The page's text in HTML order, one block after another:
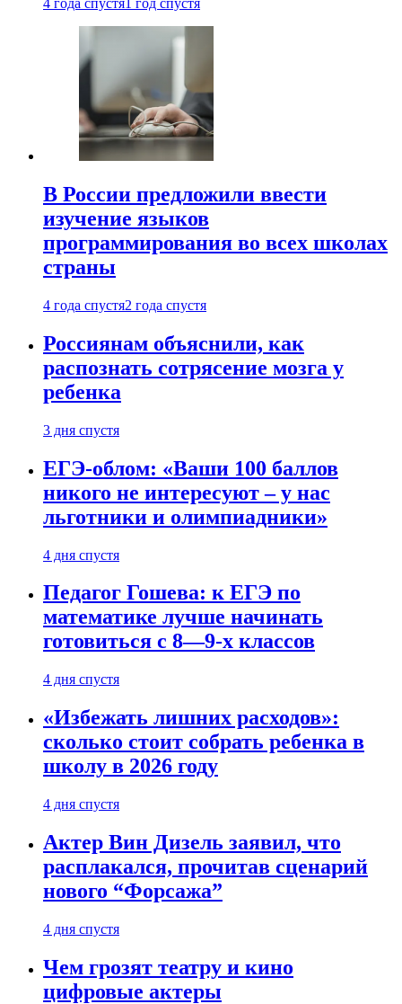
4 года спустя 1 год спустя
В России предложили ввести
изучение языков
программирования во всех школах
страны
4 года спустя2 года спустя
Россиянам объяснили, как
распознать сотрясение мозга у
ребенка
3 дня спустя
ЕГЭ-облом: «Ваши 100 баллов
никого не интересуют – у нас
льготники и олимпиадники»
4 дня спустя
Педагог Гошева: к ЕГЭ по
математике лучше начинать
готовиться с 8—9-х классов
4 дня спустя
«Избежать лишних расходов»:
сколько стоит собрать ребенка в
школу в 2026 году
4 дня спустя
Актер Вин Дизель заявил, что
расплакался, прочитав сценарий
нового “Форсажа”
4 дня спустя
Чем грозят театру и кино
цифровые актеры